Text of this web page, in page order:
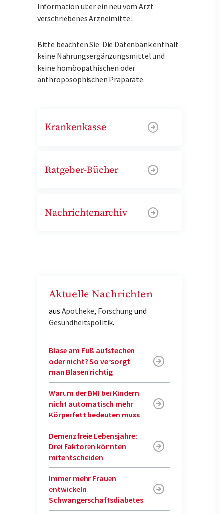
Information über ein neu vom Arzt
verschriebenes Arzneimittel.
Bitte beachten Sie: Die Datenbank enthält
keine Nahrungsergänzungsmittel und
keine homöopathischen oder
anthroposophischen Präparate.
Krankenkasse
Ratgeber-Bücher
Nachrichtenarchiv
Aktuelle Nachrichten
aus Apotheke, Forschung und
Gesundheitspolitik.
Blase am Fuß aufstechen
oder nicht? So versorgt
man Blasen richtig
Warum der BMI bei Kindern
nicht automatisch mehr
Körperfett bedeuten muss
Demenzfreie Lebensjahre:
Drei Faktoren könnten
mitentscheiden
Immer mehr Frauen
entwickeln
Schwangerschaftsdiabetes